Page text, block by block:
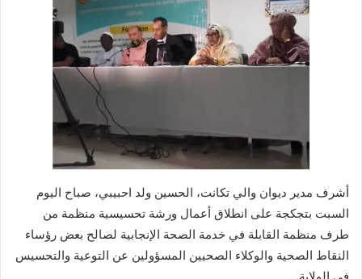
أشرف مدير ديوان والي تكانت، الحسين ولد احبيبي، صباح اليوم
السبت بتجكجة على انطلاق أعمال ورشة تحسيسية منظمة من
طرف منظمة القابلة في خدمة الصحة الإنجابية لصالح بعض رؤساء
النقاط الصحية والوكلاء الصحيين المسؤولين عن التوعية والتحسيس